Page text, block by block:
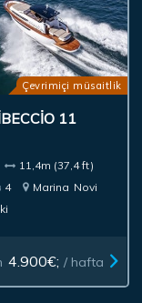
Çevrimiçi müsaitlik
11
11,4m (37,4 ft)
4 Marina Novi
4.900€; / hafta